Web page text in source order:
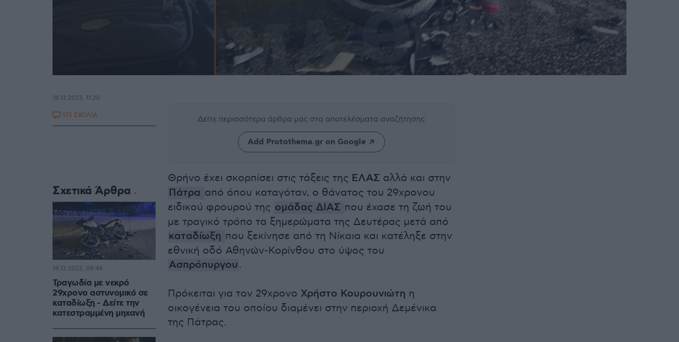
Δείτε περισσότερα άρθρα μας στα αποτελέσματα αναζήτησης
Add Protothema.gr on Google
Θρήνο έχει σκορπίσει στις τάξεις της ΕΛΑΣ αλλά και στην
Πάτρα από όπου καταγόταν, ο θάνατος του 29χρoνου
ειδικού φρουρού της ομάδας ΔΙΑΣ που έχασε τη ζωή του
με τραγικό τρόπο τα ξημερώματα της Δευτέρας μετά από
καταδίωξη που ξεκίνησε από τη Νίκαια και κατέληξε στην
εθνική οδό Αθηνών-Κορίνθου στο ύψος του
Ασπρόπυργου.
Πρόκειται για τον 29χρονο Χρήστο Κουρουνιώτη η
οικογένεια του οποίου διαμένει στην περιοχή Δεμένικα
της Πάτρας.
18.12.2023, 11:20
173 ΣΧΟΛΙΑ
Σχετικά Άρθρα
Τραγωδία με νεκρό
29χρονο αστυνομικό σε
καταδίωξη - Δείτε την
κατεστραμμένη μηχανή
18.12.2023, 08:44